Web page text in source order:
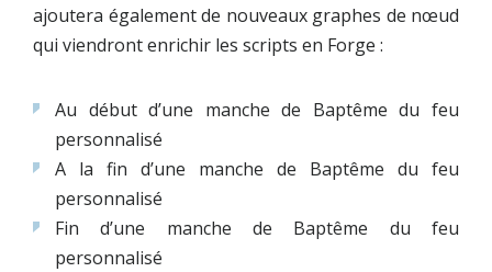
ajoutera également de nouveaux graphes de nœud
qui viendront enrichir les scripts en Forge :
Au début d’une manche de Baptême du feu
personnalisé
A la fin d’une manche de Baptême du feu
personnalisé
Fin d’une manche de Baptême du feu
personnalisé